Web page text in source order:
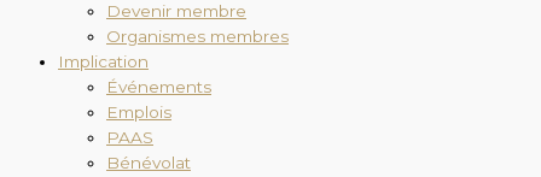
Devenir membre
Organismes membres
Implication
Événements
Emplois
PAAS
Bénévolat